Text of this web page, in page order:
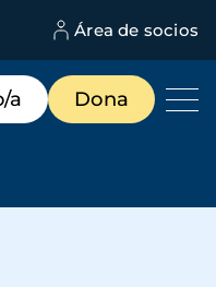
Área de socios
a Dona